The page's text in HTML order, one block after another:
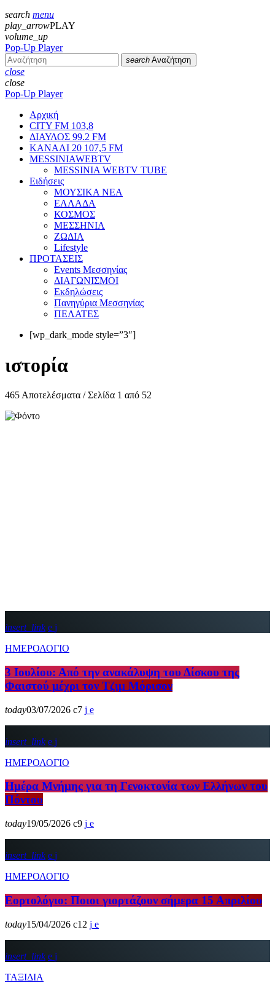
search menu
play_arrowPLAY
volume_up
Pop-Up Player
search Αναζήτηση
close
close
Pop-Up Player
Αρχική
CITY FM 103,8
ΔΙΑΥΛΟΣ 99.2 FM
ΚΑΝΑΛΙ 20 107,5 FM
MESSINIAWEBTV
MESSINIA WEBTV TUBE
Eιδήσεις
ΜΟΥΣΙΚΑ ΝΕΑ
ΕΛΛΑΔΑ
ΚΟΣΜΟΣ
ΜΕΣΣΗΝΙΑ
ΖΩΔΙΑ
Lifestyle
ΠΡΟΤΑΣΕΙΣ
Events Μεσσηνίας
ΔΙΑΓΩΝΙΣΜΟΙ
Εκδηλώσεις
Πανηγύρια Μεσσηνίας
ΠΕΛΑΤΕΣ
[wp_dark_mode style=”3″]
ιστορία
465 Αποτελέσματα / Σελίδα 1 από 52
insert_link
ΗΜΕΡΟΛΟΓΙΟ
3 Ιουλίου: Από την ανακάλυψη του Δίσκου της
Φαιστού μέχρι τον Τζιμ Μόρισον
today03/07/2026 7
insert_link
ΗΜΕΡΟΛΟΓΙΟ
Ημέρα Μνήμης για τη Γενοκτονία των Ελλήνων του
Πόντου
today19/05/2026 9
insert_link
ΗΜΕΡΟΛΟΓΙΟ
Εορτολόγιο: Ποιοι γιορτάζουν σήμερα 15 Απριλίου
today15/04/2026 12
insert_link
ΤΑΞΙΔΙΑ